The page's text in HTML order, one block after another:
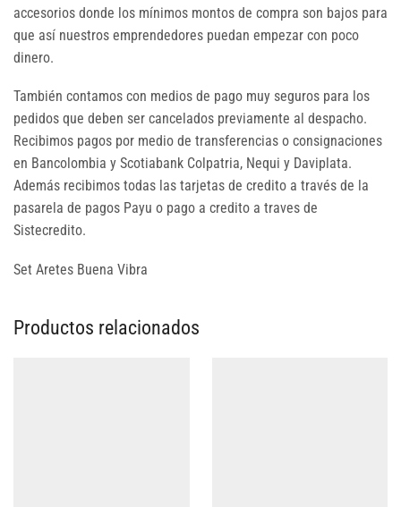
accesorios donde los mínimos montos de compra son bajos para
que así nuestros emprendedores puedan empezar con poco
dinero.
También contamos con medios de pago muy seguros para los
pedidos que deben ser cancelados previamente al despacho.
Recibimos pagos por medio de transferencias o consignaciones
en Bancolombia y Scotiabank Colpatria, Nequi y Daviplata.
Además recibimos todas las tarjetas de credito a través de la
pasarela de pagos Payu o pago a credito a traves de
Sistecredito.
Set Aretes Buena Vibra
Productos relacionados